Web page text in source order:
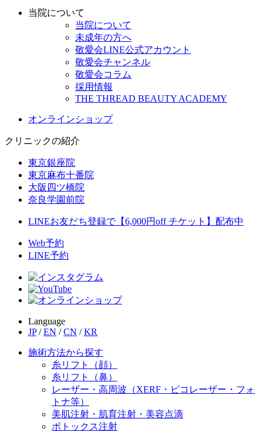
当院について
当院について
未成年の方へ
敬愛会LINE公式アカウント
敬愛会チャンネル
敬愛会コラム
採用情報
THE THREAD BEAUTY ACADEMY
オンラインショップ
クリニックの紹介
東京銀座院
東京麻布十番院
大阪四ツ橋院
奈良学園前院
LINEお友だち登録で【6,000円off チケット】配布中
Web予約
LINE予約
Language
JP / EN / CN / KR
施術方法から探す
糸リフト（顔）
糸リフト（鼻）
レーザー・高周波（XERF・ピコレーザー・フォ
トナ等）
美肌注射・肌育注射・美容点滴
ボトックス注射